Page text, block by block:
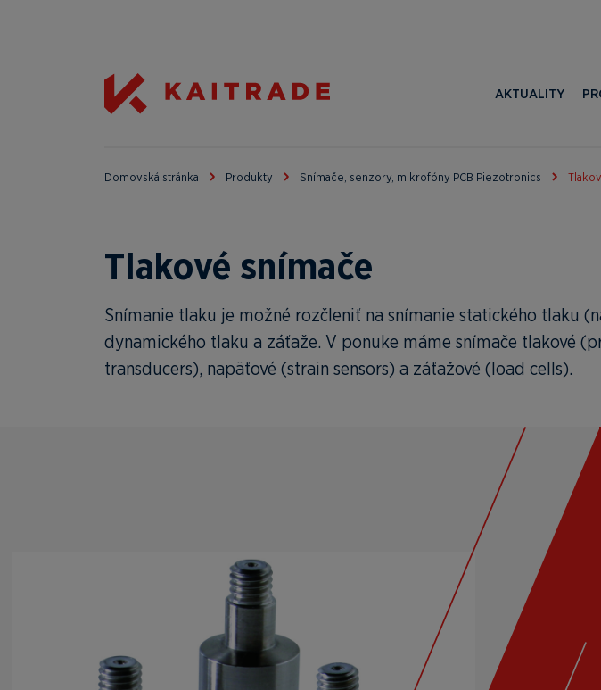
AKTUALITY
Domovská stránka Produkty Snímače, senzory, mikrofóny PCB Piezotronics
Tlakové snímače
Snímanie tlaku je možné rozčleniť na snímanie statického tlaku
dynamického tlaku a záťaže. V ponuke máme snímače tlakové
transducers), napäťové (strain sensors) a záťažové (load cells).